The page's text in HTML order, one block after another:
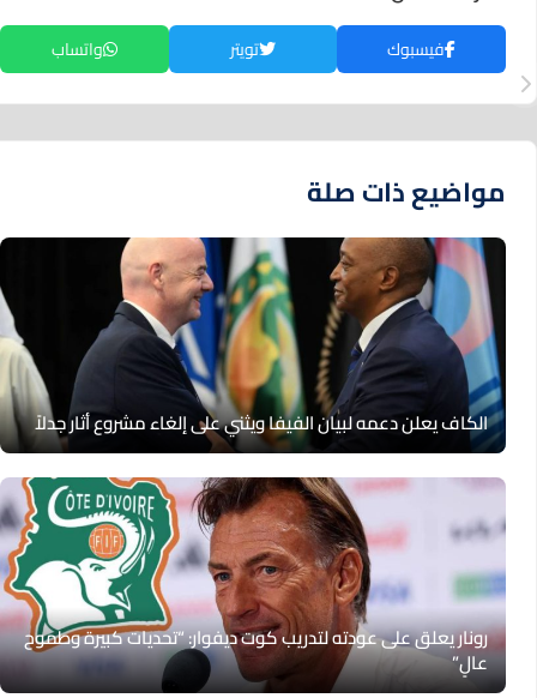
فيسبوك تويتر واتساب
مواضيع ذات صلة
الكاف يعلن دعمه لبيان الفيفا ويثني على إلغاء مشروع أثار جدلاً
رونار يعلق على عودته لتدريب كوت ديفوار: “تحديات كبيرة وطموح
عالٍ”